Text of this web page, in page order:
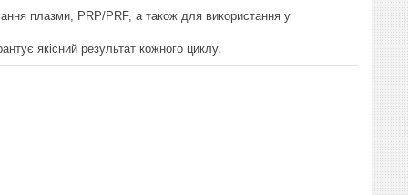
плазми, PRP/PRF, а також для використання у
якісний результат кожного циклу.